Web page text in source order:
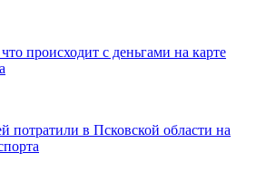
происходит с деньгами на карте
потратили в Псковской области на